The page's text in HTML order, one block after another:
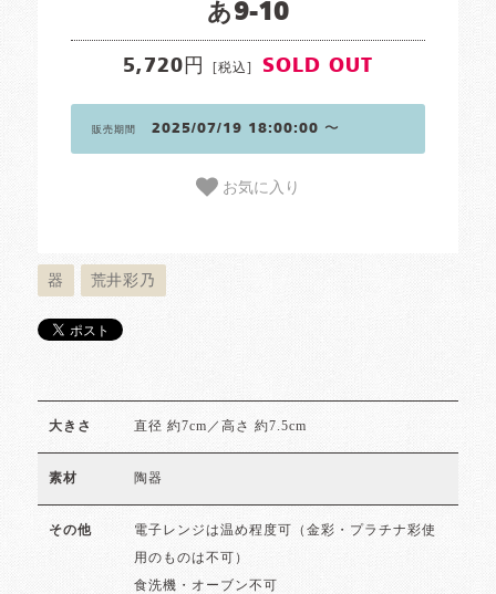
あ9-10
5,720円 [税込] SOLD OUT
販売期間 2025/07/19 18:00:00 〜
お気に入り
器 荒井彩乃
大きさ 直径 約7cm／高さ 約7.5cm
素材 陶器
その他 電子レンジは温め程度可（金彩・プラチナ彩使
用のものは不可）
食洗機・オーブン不可